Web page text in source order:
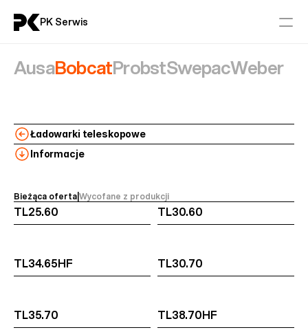
AusaBobcatProbstSwepacWeber
Ładowarki teleskopowe
Informacje
Bieżąca ofertaWycofane z produkcji
TL25.60 TL30.60
TL34.65HF TL30.70
TL35.70 TL38.70HF
PK Serwis
Aktualności
Serwis
PROBST
SWEPAC
Maszyny Budowlane